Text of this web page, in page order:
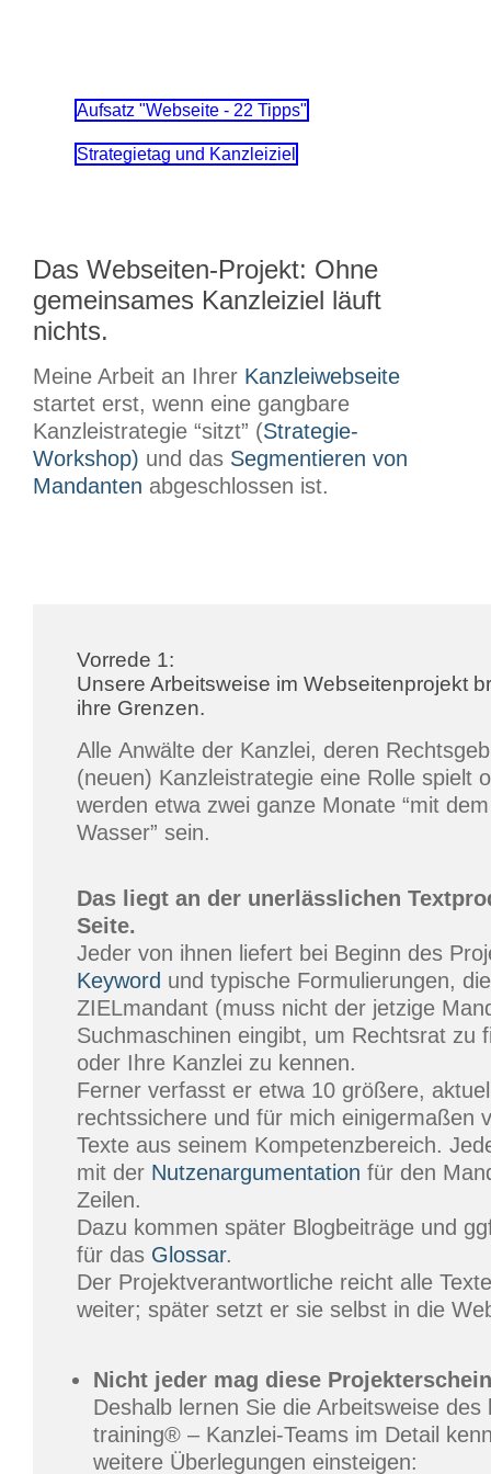
Aufsatz "Webseite - 22 Tipps"
Strategietag und Kanzleiziel
Das Webseiten-Projekt: Ohne
gemeinsames Kanzleiziel läuft
nichts.
Meine Arbeit an Ihrer Kanzleiwebseite
startet erst, wenn eine gangbare
Kanzleistrategie “sitzt” (Strategie-
Workshop) und das Segmentieren von
Mandanten abgeschlossen ist.
Vorrede 1:
Unsere Arbeitsweise im Webseitenprojekt
ihre Grenzen.
Alle Anwälte der Kanzlei, deren
(neuen) Kanzleistrategie eine Rolle spielt
werden etwa zwei ganze Monate “mit
Wasser” sein.
Das liegt an der unerlässlichen
Seite.
Jeder von ihnen liefert bei Beginn des
Keyword und typische Formulierungen,
ZIELmandant (muss nicht der jetzige
Suchmaschinen eingibt, um Rechtsrat zu
oder Ihre Kanzlei zu kennen.
Ferner verfasst er etwa 10 größere,
rechtssichere und für mich einigermaßen
Texte aus seinem Kompetenzbereich.
mit der Nutzenargumentation für den
Zeilen.
Dazu kommen später Blogbeiträge und
für das Glossar.
Der Projektverantwortliche reicht alle
weiter; später setzt er sie selbst in die
Nicht jeder mag diese
Deshalb lernen Sie die Arbeitsweise des
training® – Kanzlei-Teams im Detail
weitere Überlegungen einsteigen: